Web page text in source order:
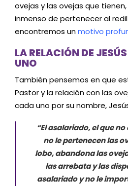
ovejas y las ovejas que
inmenso de pertenecer al
encontremos unmotivo
LA RELACIÓN DE
UNO
También pensemos en que
Pastor y la relación con las
cada uno por su nombre,
“El asalariado, el que
no le pertenecen las
lobo, abandona las
las arrebata y las
asalariado y no le